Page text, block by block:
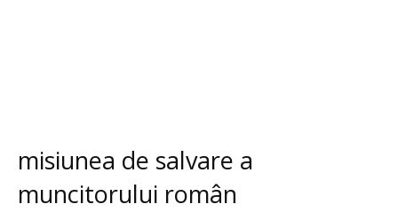
misiunea de salvare a
muncitorului român